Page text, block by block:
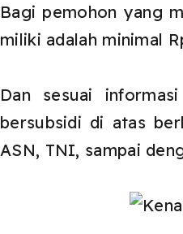
Bagi pemohon yang
miliki adalah minimal
Dan sesuai informasi
bersubsidi di atas
ASN, TNI, sampai